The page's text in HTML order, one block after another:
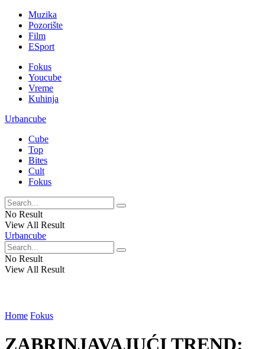
Muzika
Pozorište
Film
ESport
Fokus
Youcube
Vreme
Kuhinja
Urbancube
Cube
Top
Bites
Cult
Fokus
No Result
View All Result
Urbancube
No Result
View All Result
Home Fokus
ZABRINJAVAJUĆI TREND: